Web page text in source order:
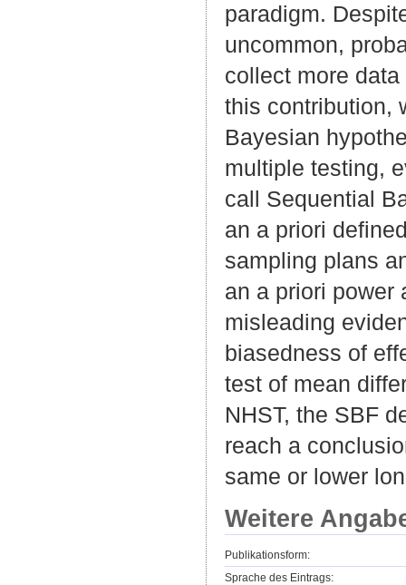
paradigm.
uncommon,
collect more
this contribution,
Bayesian
multiple testing,
call Sequential
an a priori
sampling plans
an a priori power
misleading
biasedness of
test of mean
NHST, the SBF
reach a
same or lower
Weitere
Publikationsform:
Sprache des Eintrags: